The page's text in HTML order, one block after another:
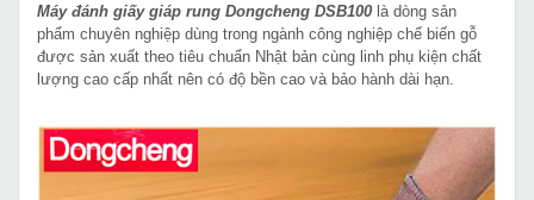
Máy đánh giấy giáp rung Dongcheng DSB100 là dòng sản
phẩm chuyên nghiệp dùng trong ngành công nghiệp chế biến gỗ
được sản xuất theo tiêu chuẩn Nhật bản cùng linh phụ kiện chất
lượng cao cấp nhất nên có độ bền cao và bảo hành dài hạn.